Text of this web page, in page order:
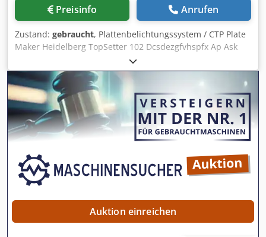
Preisinfo Anrufen
Zustand: gebraucht, Plattenbelichtungssystem / CTP Plate
Maker Heidelberg TopSetter 102 Dcsdezgfvhspfx Ap Ask
Serial-No. 2310 Year 2001 Online-Video-Inspection by
WhatsApp - MS Zoom - Telegram On Stock
Emskirchen/Nürnberg - Available Immediately - Can be
test
Auktion einreichen